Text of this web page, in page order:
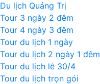
Du lịch Quảng Trị
Tour 3 ngày 2 đêm
Tour 4 ngày 3 đêm
Tour du lịch 1 ngày
Tour du lịch 2 ngày 1 đêm
Tour du lịch lễ 30/4
Tour du lịch trọn gói